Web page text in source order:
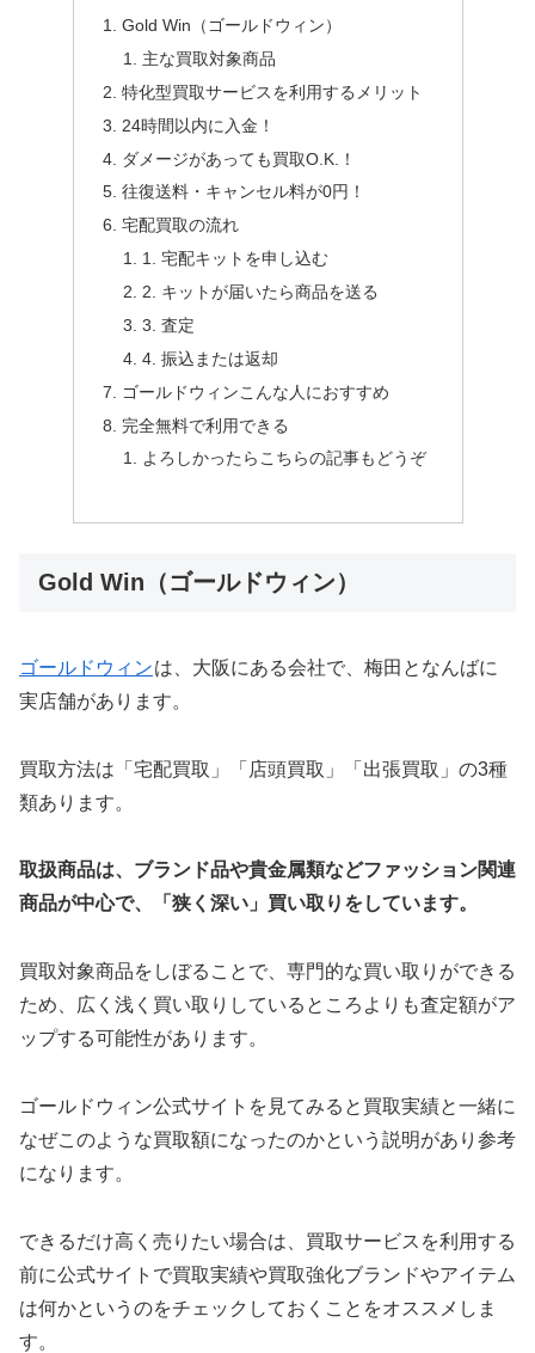
Gold Win（ゴールドウィン）
主な買取対象商品
特化型買取サービスを利用するメリット
24時間以内に入金！
ダメージがあっても買取O.K.！
往復送料・キャンセル料が0円！
宅配買取の流れ
1. 宅配キットを申し込む
2. キットが届いたら商品を送る
3. 査定
4. 振込または返却
ゴールドウィンこんな人におすすめ
完全無料で利用できる
よろしかったらこちらの記事もどうぞ
Gold Win（ゴールドウィン）
ゴールドウィンは、大阪にある会社で、梅田となんばに
実店舗があります。
買取方法は「宅配買取」「店頭買取」「出張買取」の3種
類あります。
取扱商品は、ブランド品や貴金属類などファッション関連
商品が中心で、「狭く深い」買い取りをしています。
買取対象商品をしぼることで、専門的な買い取りができる
ため、広く浅く買い取りしているところよりも査定額がア
ップする可能性があります。
ゴールドウィン公式サイトを見てみると買取実績と一緒に
なぜこのような買取額になったのかという説明があり参考
になります。
できるだけ高く売りたい場合は、買取サービスを利用する
前に公式サイトで買取実績や買取強化ブランドやアイテム
は何かというのをチェックしておくことをオススメしま
す。